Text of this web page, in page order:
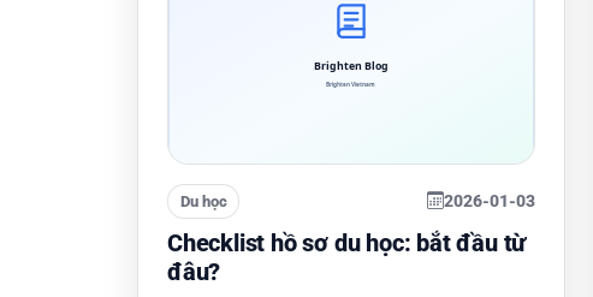
Du học 2026-01-03
Checklist hồ sơ du học: bắt đầu từ
đâu?